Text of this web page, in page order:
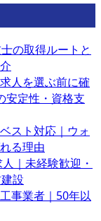
の取得ルートと
人を選ぶ前に確
安定性・資格支
スト対応｜ウォ
る理由
｜未経験歓迎・
設
事業者｜50年以